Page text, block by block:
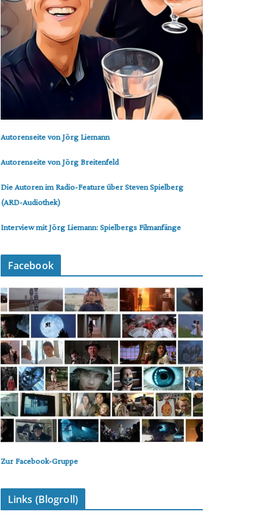
Autorenseite von Jörg Liemann
Autorenseite von Jörg Breitenfeld
Die Autoren im Radio-Feature über Steven Spielberg
(ARD-Audiothek)
Interview mit Jörg Liemann: Spielbergs Filmanfänge
Facebook
Zur Facebook-Gruppe
Links (Blogroll)